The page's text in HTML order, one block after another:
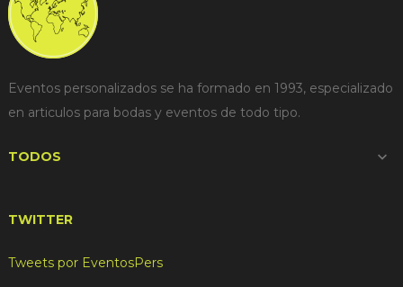
Eventos personalizados se ha formado en 1993, especializado
en articulos para bodas y eventos de todo tipo.
TODOS 
TWITTER
Tweets por EventosPers